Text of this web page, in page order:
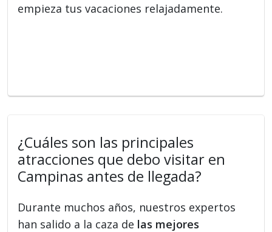
empieza tus vacaciones relajadamente.
¿Cuáles son las principales
atracciones que debo visitar en
Campinas antes de llegada?
Durante muchos años, nuestros expertos
han salido a la caza de las mejores